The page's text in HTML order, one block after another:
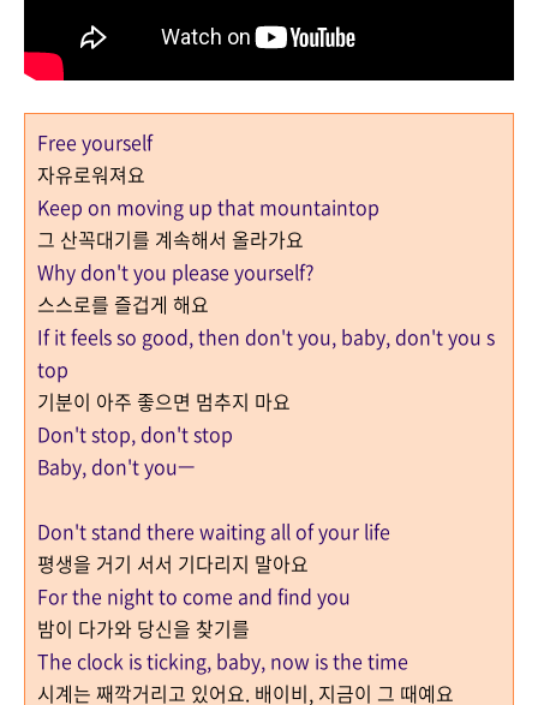
Free yourself
자유로워져요
Keep on moving up that mountaintop
그 산꼭대기를 계속해서 올라가요
Why don't you please yourself?
스스로를 즐겁게 해요
If it feels so good, then don't you, baby, don't you s
top
기분이 아주 좋으면 멈추지 마요
Don't stop, don't stop
Baby, don't you—
Don't stand there waiting all of your life
평생을 거기 서서 기다리지 말아요
For the night to come and find you
밤이 다가와 당신을 찾기를
The clock is ticking, baby, now is the time
시계는 째깍거리고 있어요. 배이비, 지금이 그 때예요